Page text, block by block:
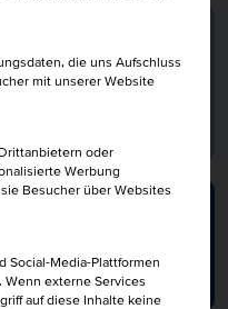
die uns Aufschluss
mit unserer Website
oder
Werbung
Besucher über Websites
Social-Media-Plattformen
externe Services
auf diese Inhalte keine